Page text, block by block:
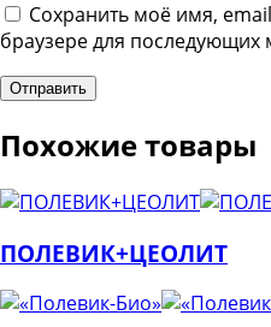
Сохранить моё имя,
браузере для последующих
Похожие товары
ПОЛЕВИК+ЦЕОЛИТ